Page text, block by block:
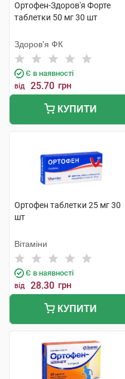
Ортофен-Здоров'я Форте
таблетки 50 мг 30 шт
Здоров'я ФК
Є в наявності
від 25.70 грн
КУПИТИ
Ортофен таблетки 25 мг 30
шт
Вітаміни
Є в наявності
від 28.30 грн
КУПИТИ